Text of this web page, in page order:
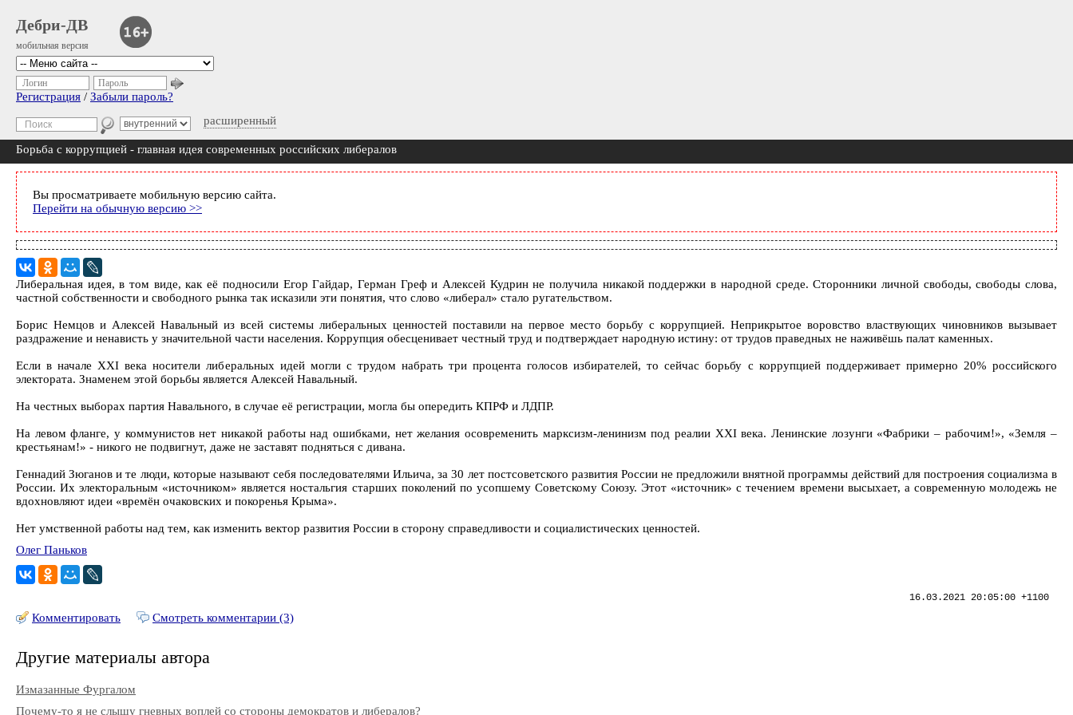
Дебри-ДВ
мобильная версия
расширенный
Логин Пароль
Регистрация / Забыли пароль?
Борьба с коррупцией - главная идея современных российских либералов
Вы просматриваете мобильную версию сайта.
Перейти на обычную версию >>
Либеральная идея, в том виде, как её подносили Егор Гайдар, Герман Греф и Алексей Кудрин не получила никакой поддержки в народной среде. Сторонники личной свободы, свободы слова,
частной собственности и свободного рынка так исказили эти понятия, что слово «либерал» стало ругательством.
Борис Немцов и Алексей Навальный из всей системы либеральных ценностей поставили на первое место борьбу с коррупцией. Неприкрытое воровство властвующих чиновников вызывает
раздражение и ненависть у значительной части населения. Коррупция обесценивает честный труд и подтверждает народную истину: от трудов праведных не наживёшь палат каменных.
Если в начале ХХI века носители либеральных идей могли с трудом набрать три процента голосов избирателей, то сейчас борьбу с коррупцией поддерживает примерно 20% российского
электората. Знаменем этой борьбы является Алексей Навальный.
На честных выборах партия Навального, в случае её регистрации, могла бы опередить КПРФ и ЛДПР.
На левом фланге, у коммунистов нет никакой работы над ошибками, нет желания осовременить марксизм-ленинизм под реалии ХХI века. Ленинские лозунги «Фабрики – рабочим!», «Земля –
крестьянам!» - никого не подвигнут, даже не заставят подняться с дивана.
Геннадий Зюганов и те люди, которые называют себя последователями Ильича, за 30 лет постсоветского развития России не предложили внятной программы действий для построения социализма в
России. Их электоральным «источником» является ностальгия старших поколений по усопшему Советскому Союзу. Этот «источник» с течением времени высыхает, а современную молодежь не
вдохновляют идеи «времён очаковских и покоренья Крыма».
Нет умственной работы над тем, как изменить вектор развития России в сторону справедливости и социалистических ценностей.
Олег Паньков
16.03.2021 20:05:00 +1100
Комментировать Смотреть комментарии (3)
Другие материалы автора
Измазанные Фургалом
Почему-то я не слышу гневных воплей со стороны демократов и либералов?